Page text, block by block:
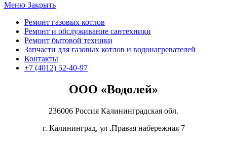
Меню Закрыть
Ремонт газовых котлов
Ремонт и обслуживание сантехники
Ремонт бытовой техники
Запчасти для газовых котлов и водонагревателей
Контакты
+7 (4012) 52-40-97
ООО «Водолей»
236006 Россия Калининградская обл.
г. Калининград, ул .Правая набережная 7